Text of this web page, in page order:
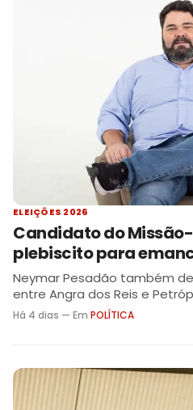
ELEIÇÕES 2026
Candidato do
plebiscito para
Neymar Pesadão também
entre Angra dos Reis e
abastecimento de energia e
Há 4 dias — Em POLÍTICA